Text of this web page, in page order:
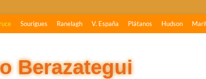
Sourigues Ranelagh V. España Plátanos Hudson
Berazategui